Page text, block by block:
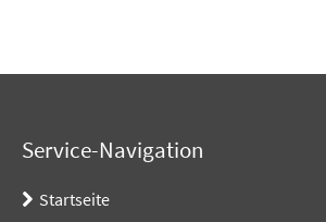
Service-Navigation
Startseite